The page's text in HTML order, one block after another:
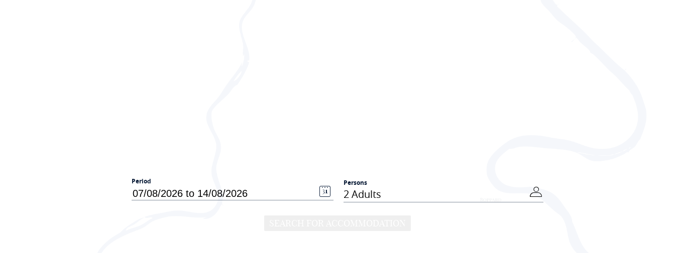
Period Persons
2 Adults